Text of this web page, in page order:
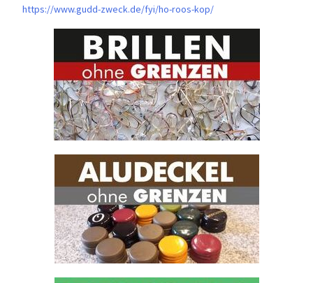
https://www.gudd-zweck.de/fyi/ho-roos-kop/